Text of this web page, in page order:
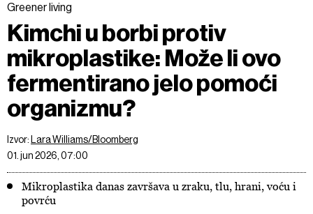
Greener living
Kimchi u borbi protiv
mikroplastike: Može li ovo
fermentirano jelo pomoći
organizmu?
Izvor:
Lara Williams/Bloomberg
01. jun 2026, 07:00
Mikroplastika danas završava u zraku, tlu, hrani, voću i
povrću